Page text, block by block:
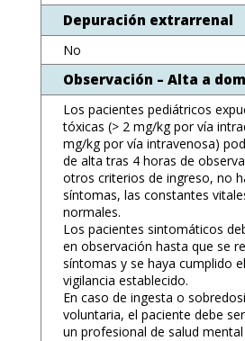
Depuración extrarrenal
No
Observación – Alta a
Los pacientes pediátricos
tóxicas (> 2 mg/kg por vía
mg/kg por vía intravenosa)
de alta tras 4 horas de
otros criterios de ingreso, no
síntomas, las constantes
normales.
Los pacientes sintomáticos
en observación hasta que se
síntomas y se haya cumplido
vigilancia establecido.
En caso de ingesta o
voluntaria, el paciente debe
un profesional de salud